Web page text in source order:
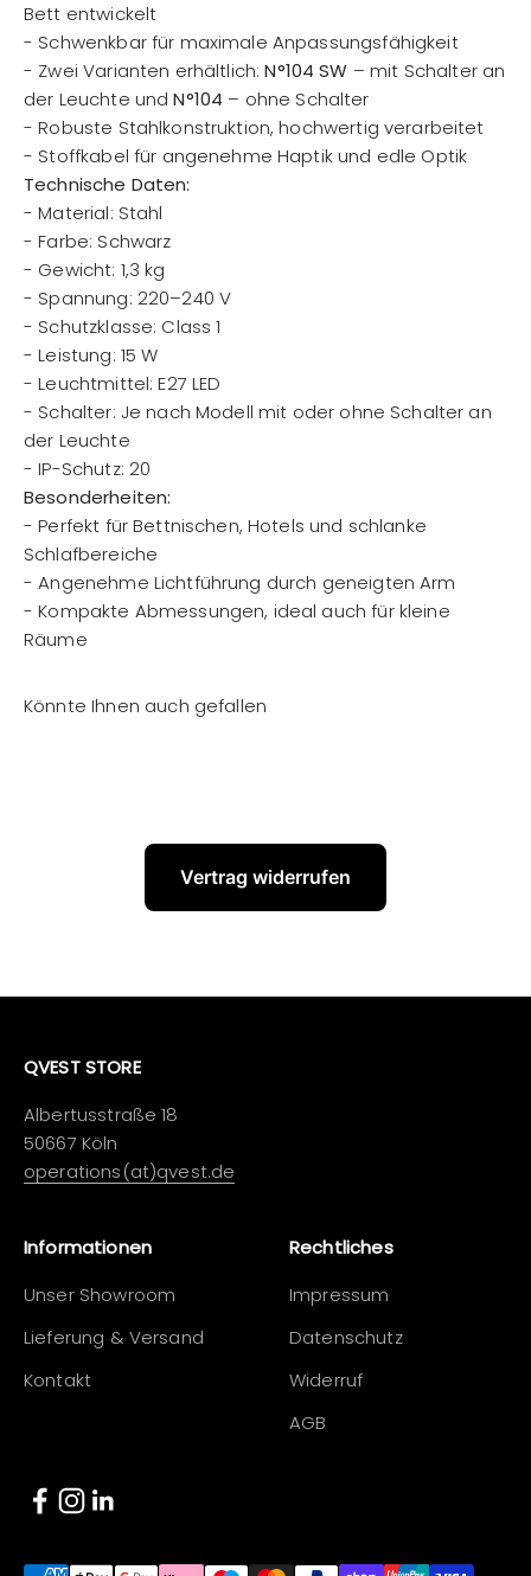
Bett entwickelt
- Schwenkbar für maximale Anpassungsfähigkeit
- Zwei Varianten erhältlich:N°104 SW – mit Schalter an
der Leuchte undN°104 – ohne Schalter
- Robuste Stahlkonstruktion, hochwertig verarbeitet
- Stoffkabel für angenehme Haptik und edle Optik
Technische Daten:
- Material: Stahl
- Farbe: Schwarz
- Gewicht: 1,3 kg
- Spannung: 220–240 V
- Schutzklasse: Class 1
- Leistung: 15 W
- Leuchtmittel: E27 LED
- Schalter: Je nach Modell mit oder ohne Schalter an
der Leuchte
- IP-Schutz: 20
Besonderheiten:
- Perfekt für Bettnischen, Hotels und schlanke
Schlafbereiche
- Angenehme Lichtführung durch geneigten Arm
- Kompakte Abmessungen, ideal auch für kleine
Räume
Vertrag widerrufen
QVEST STORE
Albertusstraße 18
50667 Köln
operations(at)qvest.de
Informationen
Unser Showroom
Lieferung & Versand
Kontakt
Rechtliches
Impressum
Datenschutz
Widerruf
AGB